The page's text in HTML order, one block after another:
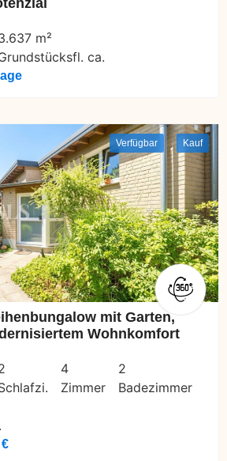
m²
ca.
Verfügbar Kauf
mit Garten,
Wohnkomfort
4
Zimmer
2
Badezimmer